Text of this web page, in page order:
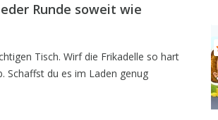
Runde soweit wie
Tisch. Wirf die Frikadelle so hart
Schaffst du es im Laden genug